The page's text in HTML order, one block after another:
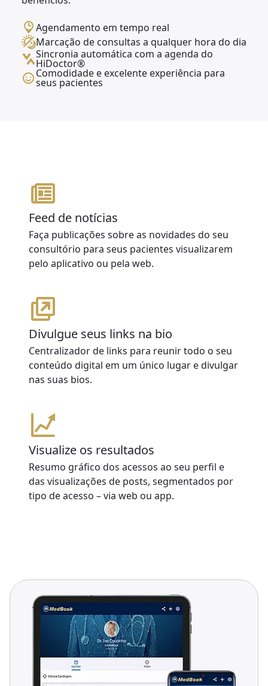
Agendamento em tempo real
Marcação de consultas a qualquer hora do dia
Sincronia automática com a agenda do
HiDoctor®
Comodidade e excelente experiência para
seus pacientes
Feed de notícias
Faça publicações sobre as novidades do seu
consultório para seus pacientes visualizarem
pelo aplicativo ou pela web.
Divulgue seus links na bio
Centralizador de links para reunir todo o seu
conteúdo digital em um único lugar e divulgar
nas suas bios.
Visualize os resultados
Resumo gráfico dos acessos ao seu perfil e
das visualizações de posts, segmentados por
tipo de acesso – via web ou app.